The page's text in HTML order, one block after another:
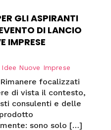
GLI ASPIRANTI
DI LANCIO
IMPRESE
Idee Nuove Imprese
focalizzati
di vista il contesto,
consulenti e delle
sono solo […]